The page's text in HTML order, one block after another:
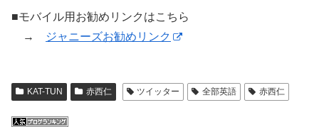
■モバイル用お勧めリンクはこちら
→
ジャニーズお勧めリンク
KAT-TUN 赤西仁 ツイッター 全部英語 赤西仁